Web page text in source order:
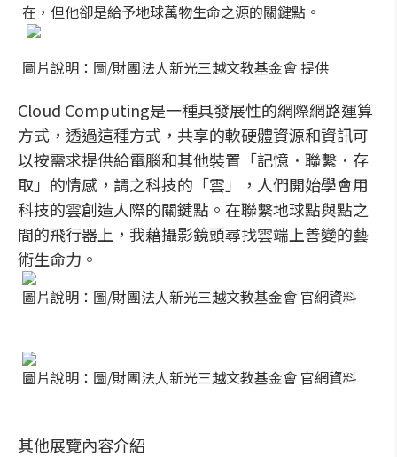
在，但他卻是給予地球萬物生命之源的關鍵點。
圖片說明：圖/財團法人新光三越文教基金會 提供
Cloud Computing是一種具發展性的網際網路運算
方式，透過這種方式，共享的軟硬體資源和資訊可
以按需求提供給電腦和其他裝置「記憶．聯繫．存
取」的情感，謂之科技的「雲」，人們開始學會用
科技的雲創造人際的關鍵點。在聯繫地球點與點之
間的飛行器上，我藉攝影鏡頭尋找雲端上善變的藝
術生命力。
圖片說明：圖/財團法人新光三越文教基金會 官網資料
圖片說明：圖/財團法人新光三越文教基金會 官網資料
其他展覽內容介紹